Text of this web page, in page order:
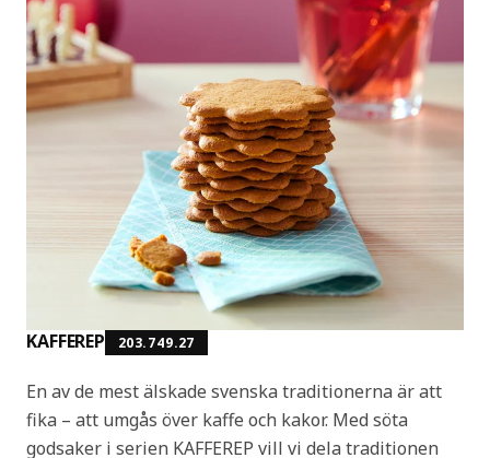
KAFFEREP 203.749.27
En av de mest älskade svenska traditionerna är att
fika – att umgås över kaffe och kakor. Med söta
godsaker i serien KAFFEREP vill vi dela traditionen